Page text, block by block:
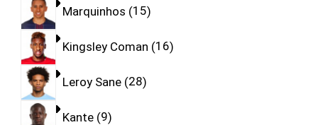
Marquinhos 15
Kingsley Coman 16
Leroy Sane 28
Kante 9